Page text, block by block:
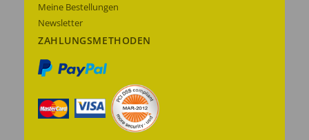
Meine Bestellungen
Newsletter
ZAHLUNGSMETHODEN